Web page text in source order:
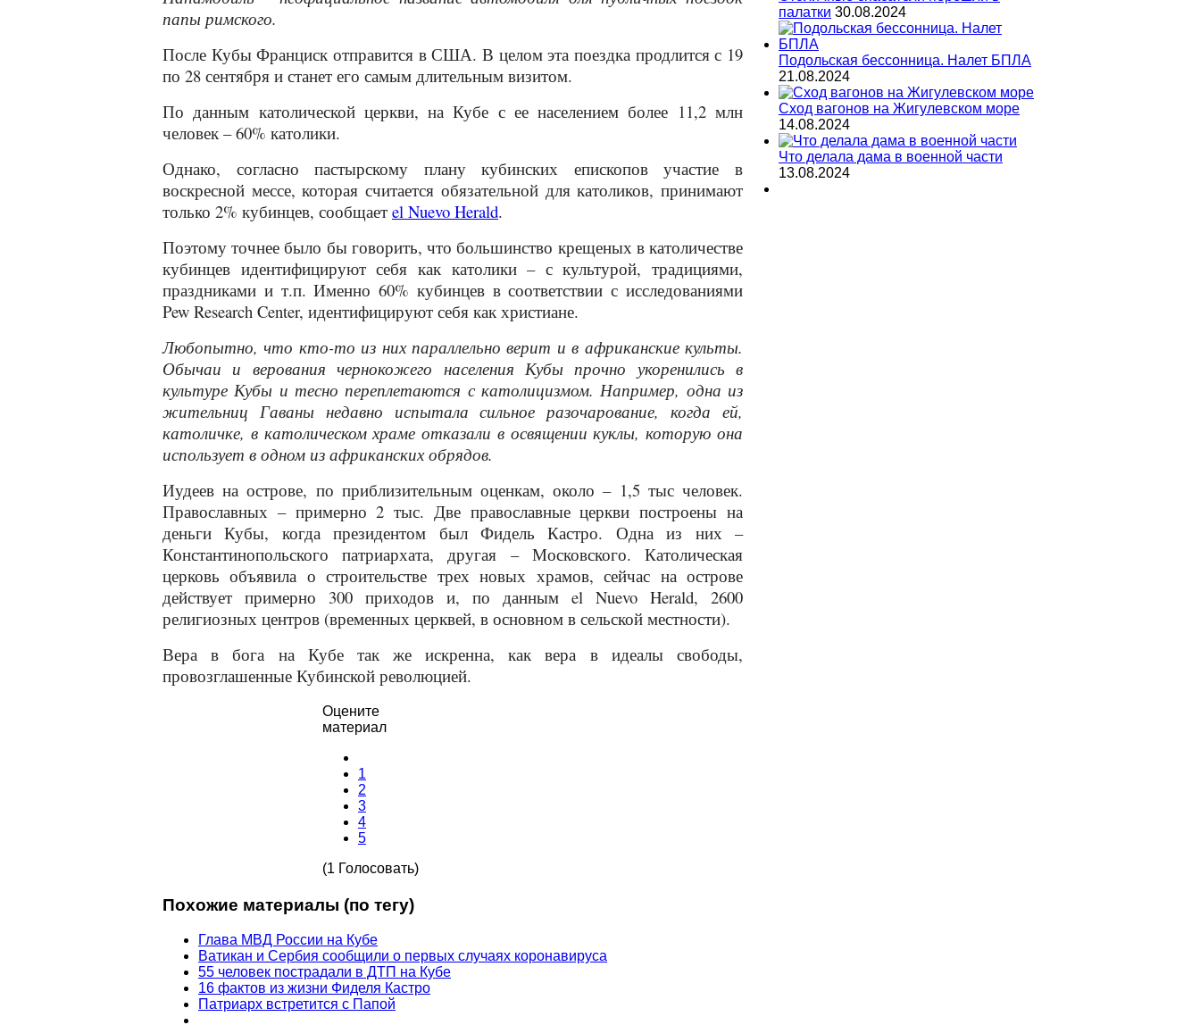
папы римского.
После Кубы Франциск отправится в США. В целом эта поездка продлится с 19
по 28 сентября и станет его самым длительным визитом.
По данным католической церкви, на Кубе с ее населением более 11,2 млн
человек – 60% католики.
Однако, согласно пастырскому плану кубинских епископов участие в
воскресной мессе, которая считается обязательной для католиков, принимают
только 2% кубинцев, сообщает el Nuevo Herald.
Поэтому точнее было бы говорить, что большинство крещеных в католичестве
кубинцев идентифицируют себя как католики – с культурой, традициями,
праздниками и т.п. Именно 60% кубинцев в соответствии с исследованиями
Pew Research Center, идентифицируют себя как христиане.
Любопытно, что кто-то из них параллельно верит и в африканские культы.
Обычаи и верования чернокожего населения Кубы прочно укоренились в
культуре Кубы и тесно переплетаются с католицизмом. Например, одна из
жительниц Гаваны недавно испытала сильное разочарование, когда ей,
католичке, в католическом храме отказали в освящении куклы, которую она
использует в одном из африканских обрядов.
Иудеев на острове, по приблизительным оценкам, около – 1,5 тыс человек.
Православных – примерно 2 тыс. Две православные церкви построены на
деньги Кубы, когда президентом был Фидель Кастро. Одна из них –
Константинопольского патриархата, другая – Московского. Католическая
церковь объявила о строительстве трех новых храмов, сейчас на острове
действует примерно 300 приходов и, по данным el Nuevo Herald, 2600
религиозных центров (временных церквей, в основном в сельской местности).
Вера в бога на Кубе так же искренна, как вера в идеалы свободы,
провозглашенные Кубинской революцией.
Оцените
материал
1
2
3
4
5
(1 Голосовать)
Похожие материалы (по тегу)
Глава МВД России на Кубе
Ватикан и Сербия сообщили о первых случаях коронавируса
55 человек пострадали в ДТП на Кубе
16 фактов из жизни Фиделя Кастро
Патриарх встретится с Папой
палатки 30.08.2024
Подольская бессонница. Налет БПЛА
21.08.2024
Сход вагонов на Жигулевском море
14.08.2024
Что делала дама в военной части
13.08.2024